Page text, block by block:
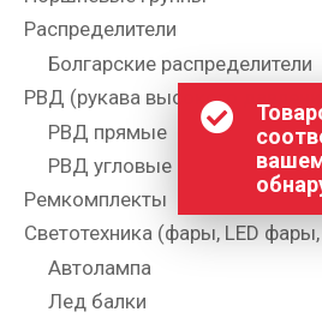
Распределители
Болгарские распределители
РВД (рукава высокого
РВД прямые
РВД угловые
Ремкомплекты
Светотехника (фары, LED
Автолампа
Лед балки